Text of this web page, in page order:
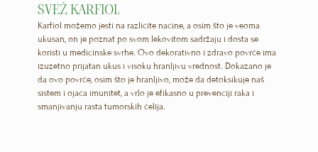
SVEŽ KARFIOL
Karfiol možemo jesti na različite načine, a osim što je veoma
ukusan, on je poznat po svom lekovitom sadržaju i dosta se
koristi u medicinske svrhe. Ovo dekorativno i zdravo povrće ima
izuzetno prijatan ukus i visoku hranljivu vrednost. Dokazano je
da ovo povrće, osim što je hranljivo, može da detoksikuje naš
sistem i ojača imunitet, a vrlo je efikasno u prevenciji raka i
smanjivanju rasta tumorskih ćelija.